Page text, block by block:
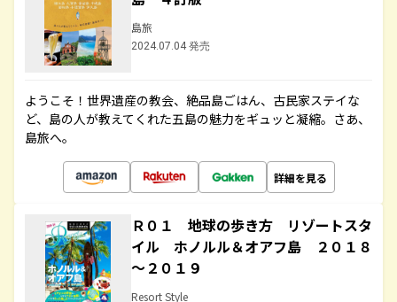
島旅
2024.07.04 発売
ようこそ！世界遺産の教会、絶品島ごはん、古民家ステイな
ど、島の人が教えてくれた五島の魅力をギュッと凝縮。さあ、
島旅へ。
詳細を見る
Ｒ０１ 地球の歩き方 リゾートスタ
イル ホノルル＆オアフ島 ２０１８
～２０１９
Resort Style